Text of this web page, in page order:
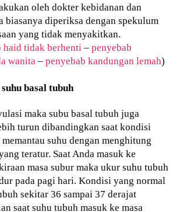
oleh dokter kebidanan dan
biasanya diperiksa dengan spekulum
yang tidak menyakitkan.
haid tidak berhenti –penyebab
wanita –penyebab kandungan lemah)
basal tubuh
maka subu basal tubuh juga
turun dibandingkan saat kondisi
suhu dengan menghitung
teratur. Saat Anda masuk ke
masa subur maka ukur suhu tubuh
pada pagi hari. Kondisi yang normal
sekitar 36 sampai 37 derajat
saat suhu tubuh masuk ke masa